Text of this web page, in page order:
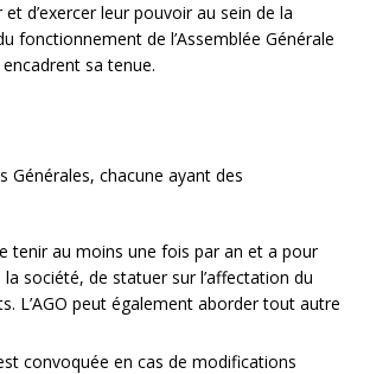
d’exercer leur pouvoir au sein de la
fonctionnement de l’Assemblée Générale
sa tenue.
Générales, chacune ayant des
tenir au moins une fois par an et a pour
société, de statuer sur l’affectation du
L’AGO peut également aborder tout autre
convoquée en cas de modifications